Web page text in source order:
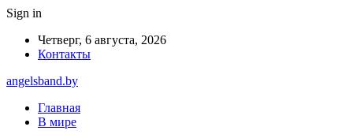
Sign in
Четверг, 6 августа, 2026
Контакты
angelsband.by
Главная
В мире